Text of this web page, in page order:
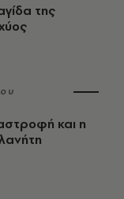
της
και η